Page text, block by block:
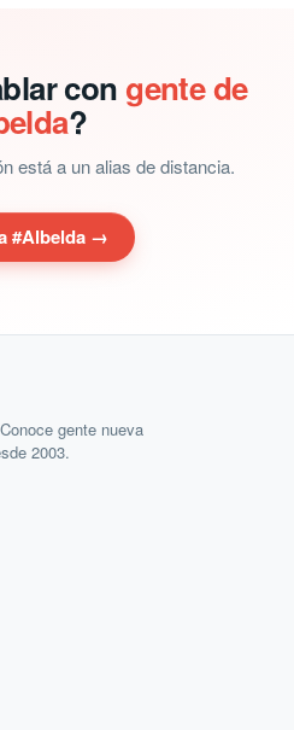
con gente de
?
está a un alias de distancia.
#Albelda →
gente nueva
2003.